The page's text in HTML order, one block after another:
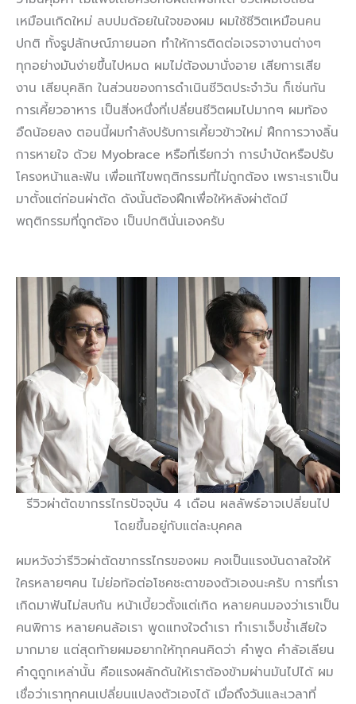
เหมือนเกิดใหม่ ลบปมด้อยในใจของผม ผมใช้ชีวิตเหมือนคน
ปกติ ทั้งรูปลักษณ์ภายนอก ทำให้การติดต่อเจรจางานต่างๆ
ทุกอย่างมันง่ายขึ้นไปหมด ผมไม่ต้องมานั่งอาย เสียการเสีย
งาน เสียบุคลิก ในส่วนของการดำเนินชีวิตประจำวัน ก็เช่นกัน
การเคี้ยวอาหาร เป็นสิ่งหนึ่งที่เปลี่ยนชีวิตผมไปมากๆ ผมท้อง
อืดน้อยลง ตอนนี้ผมกำลังปรับการเคี้ยวข้าวใหม่ ฝึกการวางลิ้น
การหายใจ ด้วย Myobrace หรือที่เรียกว่า การบำบัดหรือปรับ
โครงหน้าและฟัน เพื่อแก้ไขพฤติกรรมที่ไม่ถูกต้อง เพราะเราเป็น
มาตั้งแต่ก่อนผ่าตัด ดังนั้นต้องฝึกเพื่อให้หลังผ่าตัดมี
พฤติกรรมที่ถูกต้อง เป็นปกตินั่นเองครับ
รีวิวผ่าตัดขากรรไกรปัจจุบัน 4 เดือน ผลลัพธ์อาจเปลี่ยนไป
โดยขึ้นอยู่กับแต่ละบุคคล
ผมหวังว่ารีวิวผ่าตัดขากรรไกรของผม คงเป็นแรงบันดาลใจให้
ใครหลายๆคน ไม่ย่อท้อต่อโชคชะตาของตัวเองนะครับ การที่เรา
เกิดมาฟันไม่สบกัน หน้าเบี้ยวตั้งแต่เกิด หลายคนมองว่าเราเป็น
คนพิการ หลายคนล้อเรา พูดแทงใจดำเรา ทำเราเจ็บช้ำเสียใจ
มากมาย แต่สุดท้ายผมอยากให้ทุกคนคิดว่า คำพูด คำล้อเลียน
คำดูถูกเหล่านั้น คือแรงผลักดันให้เราต้องข้ามผ่านมันไปได้ ผม
เชื่อว่าเราทุกคนเปลี่ยนแปลงตัวเองได้ เมื่อถึงวันและเวลาที่